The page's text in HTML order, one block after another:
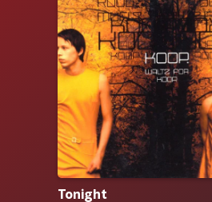
Tonight